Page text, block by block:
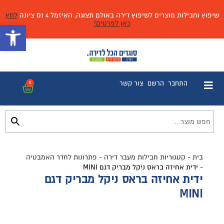
שיפוץ וחבילות מוצרים לשיפוץ דירה באולם תצוגה, האיזמל 4 נס ציונה
לחץ
כאן לפרטים!
התחבר הרשם צור קשר 0
בית - קטגוריות חבילות מעבר דירה - פתרונות לחדר האמבטיה
- ידית אחיזה בראס ניקל מבריק דגם MINI
ידית אחיזה בראס ניקל מבריק דגם
MINI